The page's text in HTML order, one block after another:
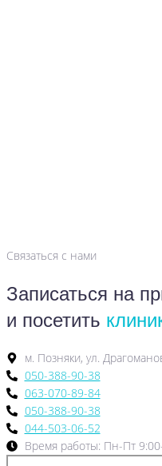
Связаться с нами
Записаться на
и посетить
м. Позняки, ул.
050-388-90-38
063-070-89-84
050-388-90-38
044-503-06-52
Время работы: Пн-Пт